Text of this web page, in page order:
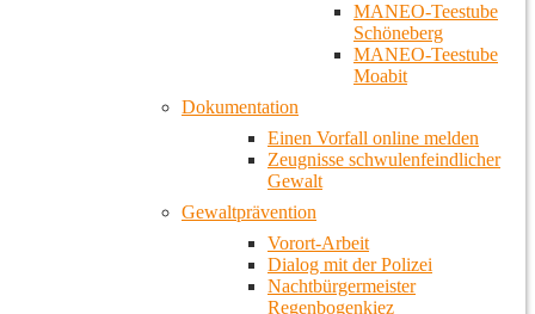
MANEO-Teestube
Schöneberg
MANEO-Teestube
Moabit
Dokumentation
Einen Vorfall online melden
Zeugnisse schwulenfeindlicher
Gewalt
Gewaltprävention
Vorort-Arbeit
Dialog mit der Polizei
Nachtbürgermeister
Regenbogenkiez